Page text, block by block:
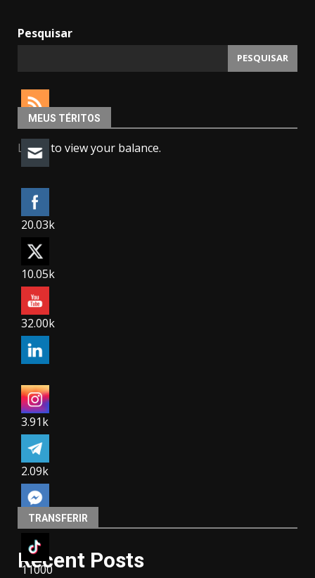
Pesquisar
PESQUISAR
20.03k
10.05k
32.00k
3.91k
2.09k
11000
MEUS TÉRITOS
Login to view your balance.
TRANSFERIR
Recent Posts